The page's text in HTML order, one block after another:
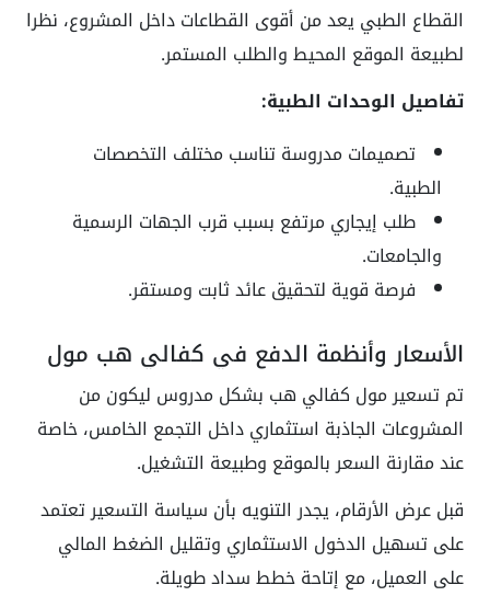
القطاع الطبي يعد من أقوى القطاعات داخل المشروع، نظرا
لطبيعة الموقع المحيط والطلب المستمر.
تفاصيل الوحدات الطبية:
تصميمات مدروسة تناسب مختلف التخصصات
الطبية.
طلب إيجاري مرتفع بسبب قرب الجهات الرسمية
والجامعات.
فرصة قوية لتحقيق عائد ثابت ومستقر.
الأسعار وأنظمة الدفع في كفالي هب مول
تم تسعير مول كفالي هب بشكل مدروس ليكون من
المشروعات الجاذبة استثماري داخل التجمع الخامس، خاصة
عند مقارنة السعر بالموقع وطبيعة التشغيل.
قبل عرض الأرقام، يجدر التنويه بأن سياسة التسعير تعتمد
على تسهيل الدخول الاستثماري وتقليل الضغط المالي
على العميل، مع إتاحة خطط سداد طويلة.